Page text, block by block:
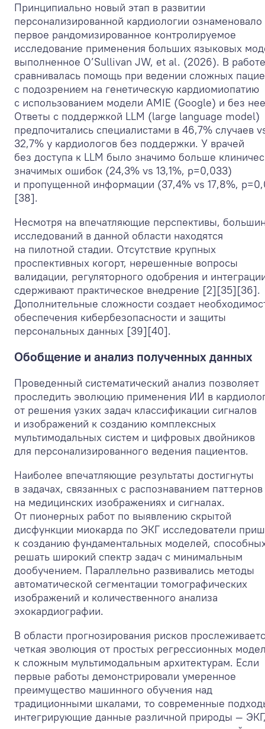
Принципиально новый этап в развитии
персонализированной кардиологии ознаменовало
первое рандомизированное контролируемое
исследование применения больших языковых
выполненное O’Sullivan JW, et al. (2026). В работе
сравнивалась помощь при ведении сложных
с подозрением на генетическую кардиомиопатию
с использованием модели AMIE (Google) и без
Ответы с поддержкой LLM (large language model)
предпочитались специалистами в 46,7% случаев
32,7% у кардиологов без поддержки. У врачей
без доступа к LLM было значимо больше
значимых ошибок (24,3% vs 13,1%, p=0,033)
и пропущенной информации (37,4% vs 17,8%,
[38].
Несмотря на впечатляющие перспективы,
исследований в данной области находятся
на пилотной стадии. Отсутствие крупных
проспективных когорт, нерешенные вопросы
валидации, регуляторного одобрения и
сдерживают практическое внедрение [2][35][36].
Дополнительные сложности создает
обеспечения кибербезопасности и защиты
персональных данных [39][40].
Обобщение и анализ полученных данных
Проведенный систематический анализ позволяет
проследить эволюцию применения ИИ в
от решения узких задач классификации сигналов
и изображений к созданию комплексных
мультимодальных систем и цифровых двойников
для персонализированного ведения пациентов.
Наиболее впечатляющие результаты достигнуты
в задачах, связанных с распознаванием паттернов
на медицинских изображениях и сигналах.
От пионерных работ по выявлению скрытой
дисфункции миокарда по ЭКГ исследователи
к созданию фундаментальных моделей,
решать широкий спектр задач с минимальным
дообучением. Параллельно развивались методы
автоматической сегментации томографических
изображений и количественного анализа
эхокардиографии.
В области прогнозирования рисков
четкая эволюция от простых регрессионных
к сложным мультимодальным архитектурам. Если
первые работы демонстрировали умеренное
преимущество машинного обучения над
традиционными шкалами, то современные
интегрирующие данные различной природы —